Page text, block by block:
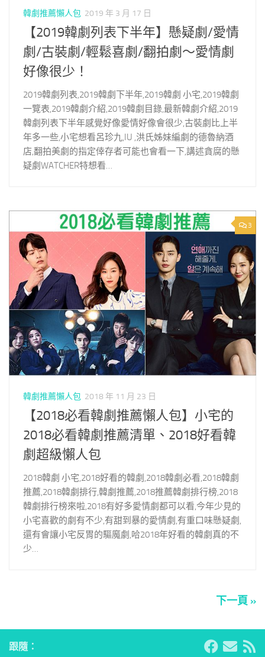
韓劇推薦懶人包 2019 年 3 月 17 日
【2019韓劇列表下半年】懸疑劇/愛情
劇/古裝劇/輕鬆喜劇/翻拍劇～愛情劇
好像很少！
2019韓劇列表,2019韓劇下半年,2019韓劇 小宅,2019韓劇
一覽表,2019韓劇介紹,2019韓劇目錄,最新韓劇介紹,2019
韓劇列表下半年感覺好像愛情好像會很少,古裝劇比上半
年多一些,小宅想看呂珍九,IU ,洪氏姊妹編劇的德魯納酒
店,翻拍美劇的指定倖存者可能也會看一下,講述貪腐的懸
疑劇WATCHER特想看…
3
韓劇推薦懶人包 2018 年 11 月 23 日
【2018必看韓劇推薦懶人包】小宅的
2018必看韓劇推薦清單、2018好看韓
劇超級懶人包
2018韓劇 小宅,2018好看的韓劇,2018韓劇必看,2018韓劇
推薦,2018韓劇排行,韓劇推薦,2018推薦韓劇排行榜,2018
韓劇排行榜來啦,2018有好多愛情劇都可以看,今年少見的
小宅喜歡的劇有不少,有甜到暴的愛情劇,有重口味懸疑劇,
還有會讓小宅反胃的驅魔劇,哈2018年好看的韓劇真的不
少…
下一頁 »
跟隨：